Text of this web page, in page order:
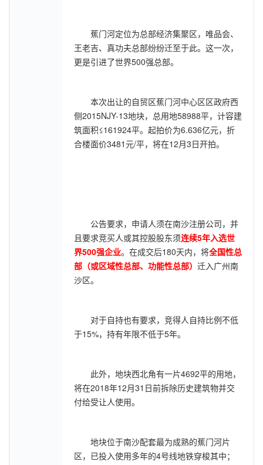
蕉门河定位为总部经济集聚区，唯品会、
王老吉、真功夫总部纷纷迁至于此。这一次，
更是引进了世界500强总部。
本次出让的自贸区蕉门河中心区区政府西
侧2015NJY-13地块，总用地58988平，计容建
筑面积≤161924平。起拍价为6.636亿元，折
合楼面价3481元/平，将在12月3日开拍。
公告要求，申请人须在南沙注册公司，并
且要求竞买人或其控股股东须连续5年入选世
界500强企业。在成交后180天内，将全国性总
部（或区域性总部、功能性总部） 迁入广州南
沙区。
对于自持也有要求，竞得人自持比例不低
于15%，持有年限不低于5年。
此外，地块西北角有一片4692平的用地，
将在2018年12月31日前拆除历史建筑物并交
付给受让人使用。
地块位于南沙配套最为成熟的蕉门河片
区，已投入使用多年的4号线地铁穿梭其中；